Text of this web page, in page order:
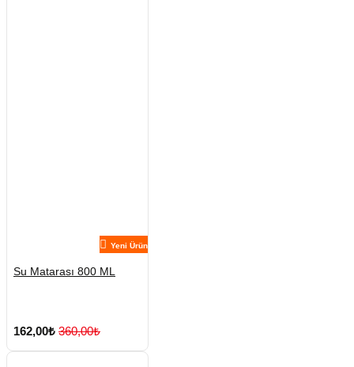
Yeni Ürün
Su Matarası 800 ML
162,00₺ 360,00₺